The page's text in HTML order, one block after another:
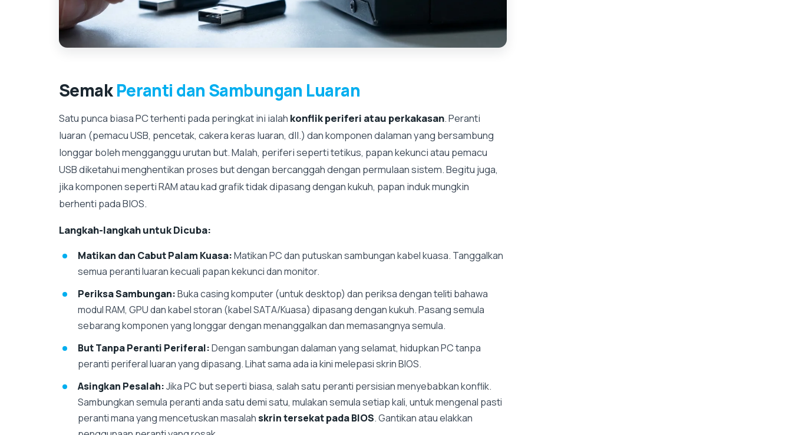
SemakPeranti dan Sambungan Luaran
Satu punca biasa PC terhenti pada peringkat ini ialah konflik periferi atau perkakasan. Peranti
luaran (pemacu USB, pencetak, cakera keras luaran, dll.) dan komponen dalaman yang bersambung
longgar boleh mengganggu urutan but. Malah, periferi seperti tetikus, papan kekunci atau pemacu
USB diketahui menghentikan proses but dengan bercanggah dengan permulaan sistem. Begitu juga,
jika komponen seperti RAM atau kad grafik tidak dipasang dengan kukuh, papan induk mungkin
berhenti pada BIOS.
Langkah-langkah untuk Dicuba:
Matikan dan Cabut Palam Kuasa:Matikan PC dan putuskan sambungan kabel kuasa. Tanggalkan
semua peranti luaran kecuali papan kekunci dan monitor.
Periksa Sambungan:Buka casing komputer (untuk desktop) dan periksa dengan teliti bahawa
modul RAM, GPU dan kabel storan (kabel SATA/Kuasa) dipasang dengan kukuh. Pasang semula
sebarang komponen yang longgar dengan menanggalkan dan memasangnya semula.
But Tanpa Peranti Periferal:Dengan sambungan dalaman yang selamat, hidupkan PC tanpa
peranti periferal luaran yang dipasang. Lihat sama ada ia kini melepasi skrin BIOS.
Asingkan Pesalah:Jika PC but seperti biasa, salah satu peranti persisian menyebabkan konflik.
Sambungkan semula peranti anda satu demi satu, mulakan semula setiap kali, untuk mengenal pasti
peranti mana yang mencetuskan masalahskrin tersekat pada BIOS. Gantikan atau elakkan